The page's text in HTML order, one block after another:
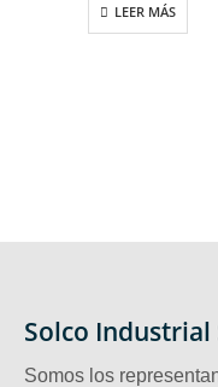
LEER MÁS
Solco Industrial
Somos los